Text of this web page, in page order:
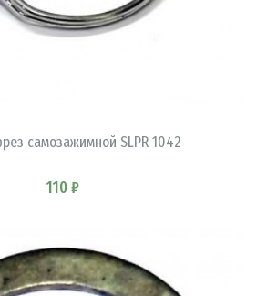
самозажимной SLPR 1042
110 ₽